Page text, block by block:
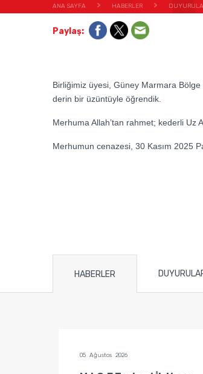
ANA SAYFA HABERLER
Paylaş:
Birliğimiz üyesi, Güney Marmara Bölge
derin bir üzüntüyle öğrendik.
Merhuma Allah’tan rahmet; kederli Uz
Merhumun cenazesi, 30 Kasım 2025
HABERLER
05 Ağustos 2026